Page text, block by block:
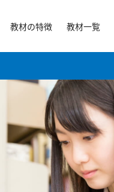
教材の特徴 教材一覧